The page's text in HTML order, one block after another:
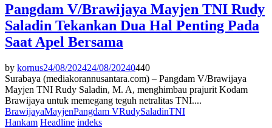
Pangdam V/Brawijaya Mayjen TNI Rudy
Saladin Tekankan Dua Hal Penting Pada
Saat Apel Bersama
by kornus24/08/202424/08/20240440
Surabaya (mediakorannusantara.com) – Pangdam V/Brawijaya
Mayjen TNI Rudy Saladin, M. A, menghimbau prajurit Kodam
Brawijaya untuk memegang teguh netralitas TNI....
BrawijayaMayjenPangdam VRudySaladinTNI
Hankam Headline indeks